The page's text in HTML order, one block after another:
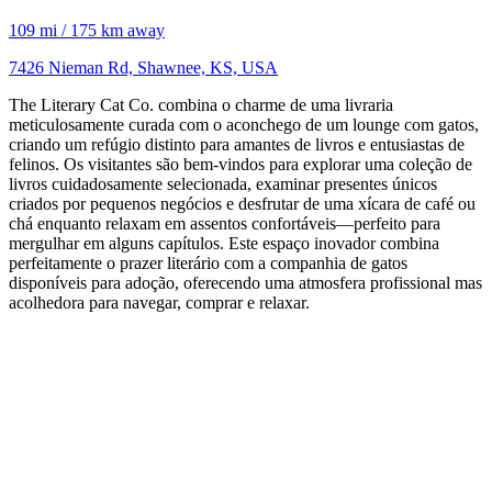
109 mi / 175 km away
7426 Nieman Rd, Shawnee, KS, USA
The Literary Cat Co. combina o charme de uma livraria
meticulosamente curada com o aconchego de um lounge com gatos,
criando um refúgio distinto para amantes de livros e entusiastas de
felinos. Os visitantes são bem-vindos para explorar uma coleção de
livros cuidadosamente selecionada, examinar presentes únicos
criados por pequenos negócios e desfrutar de uma xícara de café ou
chá enquanto relaxam em assentos confortáveis—perfeito para
mergulhar em alguns capítulos. Este espaço inovador combina
perfeitamente o prazer literário com a companhia de gatos
disponíveis para adoção, oferecendo uma atmosfera profissional mas
acolhedora para navegar, comprar e relaxar.